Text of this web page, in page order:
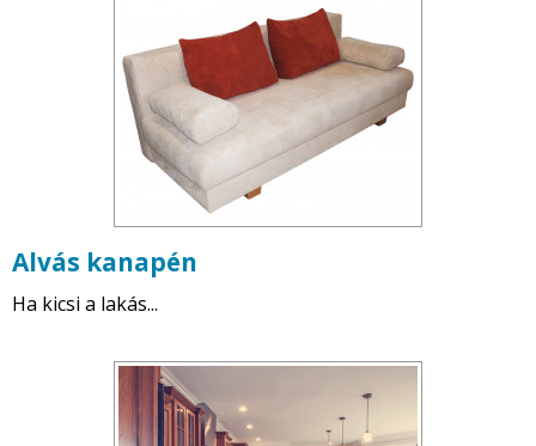
Alvás kanapén
Ha kicsi a lakás...